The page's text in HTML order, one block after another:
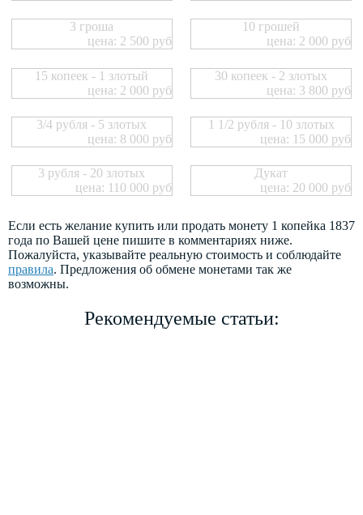
3 гроша
цена: 2 500 руб
10 грошей
цена: 2 000 руб
15 копеек - 1 злотый
цена: 2 000 руб
30 копеек - 2 злотых
цена: 3 800 руб
3/4 рубля - 5 злотых
цена: 8 000 руб
1 1/2 рубля - 10 злотых
цена: 15 000 руб
3 рубля - 20 злотых
цена: 110 000 руб
Дукат
цена: 20 000 руб
Если есть желание купить или продать монету 1 копейка 1837
года по Вашей цене пишите в комментариях ниже.
Пожалуйста, указывайте реальную стоимость и соблюдайте
правила. Предложения об обмене монетами так же
возможны.
Рекомендуемые статьи: